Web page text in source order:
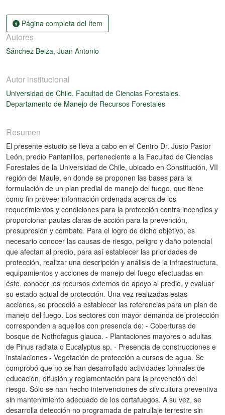
Página completa del ítem
Autores
Sánchez Beiza, Juan Antonio
Autor institucional
Universidad de Chile. Facultad de Ciencias Forestales.
Departamento de Manejo de Recursos Forestales
Resumen
El presente estudio se lleva a cabo en el Centro Dr. Justo Pastor
León, predio Pantanillos, perteneciente a la Facultad de Ciencias
Forestales de la Universidad de Chile, ubicado en Constitución, VII
región del Maule, en donde se proponen las bases para la
formulación de un plan predial de manejo del fuego, que tiene
como fin proveer información ordenada acerca de los
requerimientos y condiciones para la protección contra incendios y
proporcionar pautas claras de acción para la prevención,
presupresión y combate. Para el logro de dicho objetivo, es
necesario conocer las causas de riesgo, peligro y daño potencial
que afectan al predio, para así establecer las prioridades de
protección, realizar una descripción y análisis de la infraestructura,
equipamientos y acciones de manejo del fuego efectuadas en
éste, conocer los recursos externos de apoyo al predio, y evaluar
su estado actual de protección. Una vez realizadas estas
acciones, se procedió a establecer las referencias para un plan de
manejo del fuego. Los sectores con mayor demanda de protección
corresponden a aquellos con presencia de: - Coberturas de
bosque de Nothofagus glauca. - Plantaciones mayores o adultas
de Pinus radiata o Eucalyptus sp. - Presencia de construcciones e
instalaciones - Vegetación de protección a cursos de agua. Se
comprobó que no se han desarrollado actividades formales de
educación, difusión y reglamentación para la prevención del
riesgo. Sólo se han hecho intervenciones de silvicultura preventiva
sin mantenimiento adecuado de los cortafuegos. A su vez, se
desarrolla detección no programada de patrullaje terrestre sin